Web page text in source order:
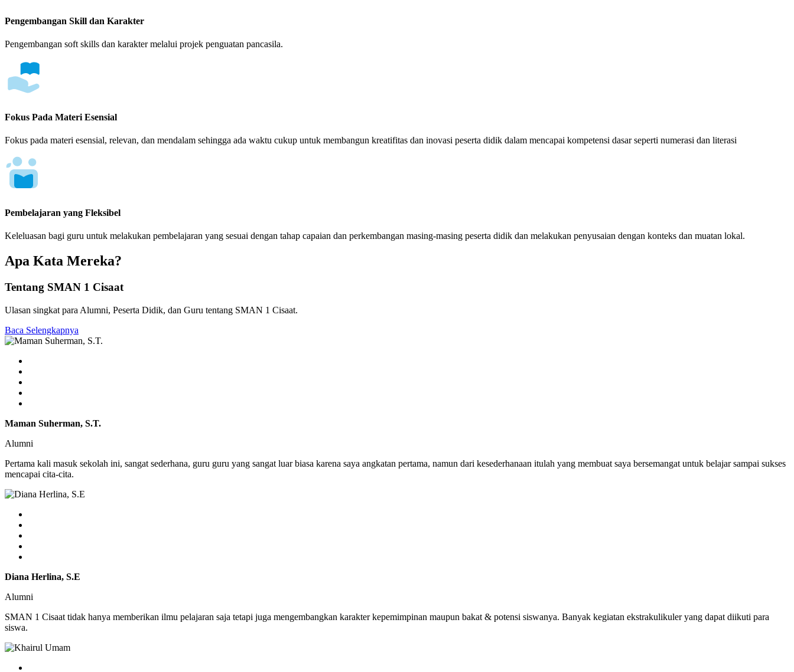
Pengembangan Skill dan Karakter
Pengembangan soft skills dan karakter melalui projek penguatan pancasila.
Fokus Pada Materi Esensial
Fokus pada materi esensial, relevan, dan mendalam sehingga ada waktu cukup untuk membangun kreatifitas dan inovasi peserta didik dalam mencapai kompetensi dasar seperti numerasi dan literasi
Pembelajaran yang Fleksibel
Keleluasan bagi guru untuk melakukan pembelajaran yang sesuai dengan tahap capaian dan perkembangan masing-masing peserta didik dan melakukan penyusaian dengan konteks dan muatan lokal.
Apa Kata Mereka?
Tentang SMAN 1 Cisaat
Ulasan singkat para Alumni, Peserta Didik, dan Guru tentang SMAN 1 Cisaat.
Baca Selengkapnya
Maman Suherman, S.T.
Alumni
Pertama kali masuk sekolah ini, sangat sederhana, guru guru yang sangat luar biasa karena saya angkatan pertama, namun dari kesederhanaan itulah yang membuat saya bersemangat untuk belajar sampai sukses
mencapai cita-cita.
Diana Herlina, S.E
Alumni
SMAN 1 Cisaat tidak hanya memberikan ilmu pelajaran saja tetapi juga mengembangkan karakter kepemimpinan maupun bakat & potensi siswanya. Banyak kegiatan ekstrakulikuler yang dapat diikuti para
siswa.